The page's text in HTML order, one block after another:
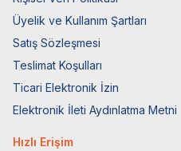
Üyelik ve Kullanım Şartları
Satış Sözleşmesi
Teslimat Koşulları
Ticari Elektronik İzin
Elektronik İleti Aydınlatma Metni
Hızlı Erişim